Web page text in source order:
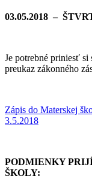
03.05.2018 –
Je potrebné priniesť
preukaz zákonného
Zápis do Materskej
3.5.2018
PODMIENKY
ŠKOLY: